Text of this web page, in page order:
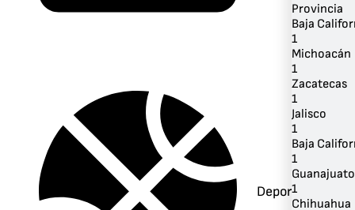
Deportes
Provincia
Baja
1
Michoacán
1
Zacatecas
1
Jalisco
1
Baja
1
Guanajuato
1
Chihuahua